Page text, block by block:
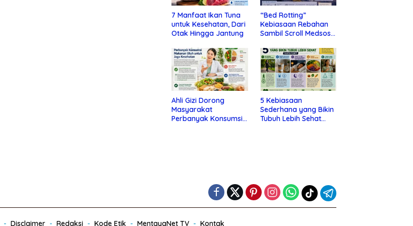
7 Manfaat Ikan Tuna
untuk Kesehatan, Dari
Otak Hingga Jantung
“Bed Rotting”
Kebiasaan Rebahan
Sambil Scroll Medsos
Depresi
Ahli Gizi Dorong
Masyarakat
Perbanyak Konsumsi
5 Kebiasaan
Sederhana yang Bikin
Tubuh Lebih Sehat
Disclaimer Redaksi Kode Etik MentayaNet TV Kontak